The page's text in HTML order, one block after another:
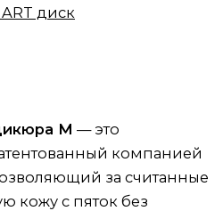
диск
М — это
компанией
за считанные
кожу с пяток без